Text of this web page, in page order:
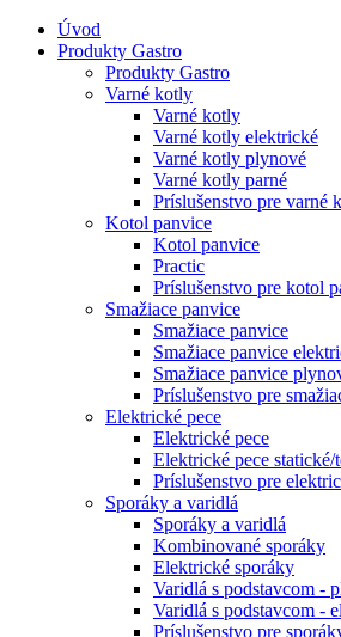
Úvod
Produkty Gastro
Produkty Gastro
Varné kotly
Varné kotly
Varné kotly elektrické
Varné kotly plynové
Varné kotly parné
Príslušenstvo pre varné
Kotol panvice
Kotol panvice
Practic
Príslušenstvo pre kotol
Smažiace panvice
Smažiace panvice
Smažiace panvice
Smažiace panvice
Príslušenstvo pre
Elektrické pece
Elektrické pece
Elektrické pece statické/
Príslušenstvo pre
Sporáky a varidlá
Sporáky a varidlá
Kombinované sporáky
Elektrické sporáky
Varidlá s podstavcom -
Varidlá s podstavcom -
Príslušenstvo pre